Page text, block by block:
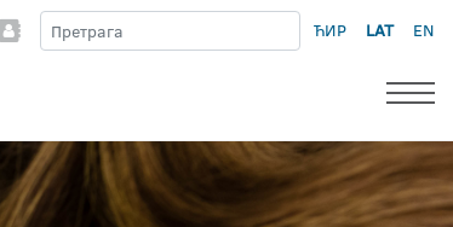
ЋИР LAT EN